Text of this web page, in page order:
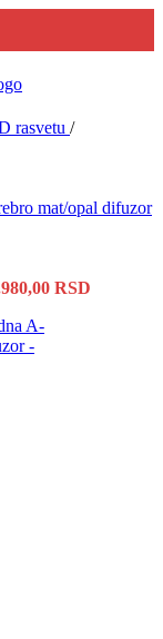
rasvetu /
mat/opal difuzor
RSD